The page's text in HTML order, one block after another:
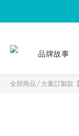
品牌故事
全部商品 /大量訂製款